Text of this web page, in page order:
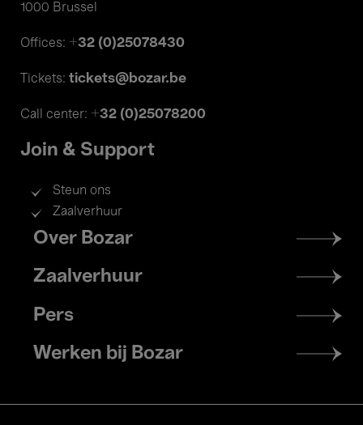
1000 Brussel
Offices: +32 (0)25078430
Tickets: tickets@bozar.be
Call center: +32 (0)25078200
Join & Support
Steun ons
Zaalverhuur
Footer
menu
Over Bozar
Zaalverhuur
Pers
Werken bij Bozar